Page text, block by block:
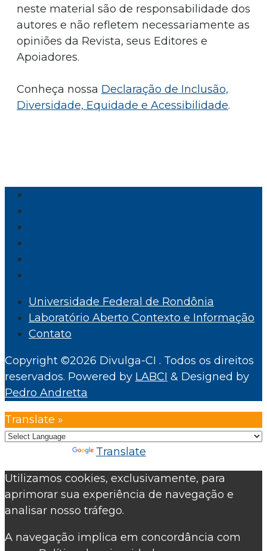
neste material são de responsabilidade dos
autores e não refletem necessariamente as
opiniões da Revista, seus Editores e
Apoiadores.
Conheça nossa Declaração de Inclusão,
Diversidade, Equidade e Acessibilidade.
Universidade Federal de Rondônia
Laboratório Aberto Contexto e Informação
Contato
Copyright ©2026 Divulga-CI . Todos os direitos
reservados. Powered by LABCI & Designed by
Pedro Andretta
Translate »
Translate
Utilizamos cookies, exclusivamente, para
aprimorar sua experiência de navegação e
analisar nosso tráfego.
A navegação implica em concordância com